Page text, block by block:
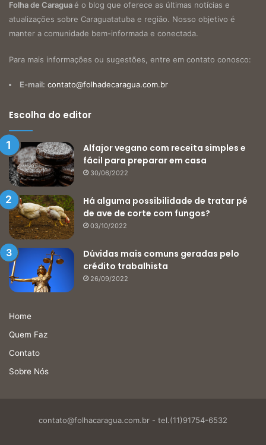
Folha de Caraguaé o blog que oferece as últimas notícias e
atualizações sobre Caraguatatuba e região. Nosso objetivo é
manter a comunidade bem-informada e conectada.
Para mais informações ou sugestões, entre em contato conosco:
E-mail: contato@folhadecaragua.com.br
Escolha do editor
Alfajor vegano com receita simples e
fácil para preparar em casa
30/06/2022
Há alguma possibilidade de tratar pé
de ave de corte com fungos?
03/10/2022
Dúvidas mais comuns geradas pelo
crédito trabalhista
26/09/2022
Home
Quem Faz
Contato
Sobre Nós
contato@folhacaragua.com.br - tel.(11)91754-6532